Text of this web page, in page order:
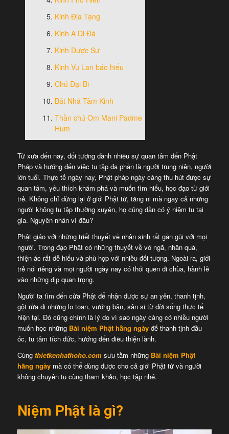
Kinh Địa Tạng
Kinh A Di Đà
Kinh Dược Sư
Kinh Vu Lan báo hiếu
Chú Đại Bi
Bát Nhã Tâm Kinh
Thần chú Om Mani Padme
Hum
Từ xưa đến nay, đối tượng dành nhiều sự quan tâm đến Phật
Pháp và hướng đến việc tu tập đa phần là người trung niên, người
lớn tuổi. Thực tế ngày nay, Phật pháp ngày càng thu hút được sự
quan tâm, yêu thích khám phá và muốn tìm hiểu, học đạo từ giới
trẻ. Không chỉ dừng lại ở giới Phật tử, tăng ni mà ngay cả những
người không tu tập thường xuyên, họ cũng dần có ý niệm tu tại
gia. Nguyên nhân vì đâu?
Phật giáo với những triết thuyết về nhân sinh rất gần gũi với mọi
người. Trong đạo Phật có những thuyết về vô ngã, nhân quả,
thiện ác rất dễ hiểu và phù hợp với nhiều đối tượng. Ngoài ra, giới
trẻ nói riêng và mọi người ngày nay có thói quen đi chùa, hành lễ
vào những dịp quan trọng.
Người ta tìm đến cửa Phật để nhận được sự an yên, thanh tịnh,
gột rửa đi những lo toan, vướng bận, sân si từ đời sống thực tế
hiện tại. Đó cũng chính là lý do vì sao ngày càng có nhiều người
muốn học những Bài niệm Phật hằng ngày để thanh tịnh đầu
óc, tu tâm tích đức, hướng đến điều thiện lành.
Cùng thietkenhathoho.comsưu tầm những Bài niệm Phật
hằng ngày mà có thể dùng được cho cả giới Phật tử và người
không chuyên tu cùng tham khảo, học tập nhé.
Niệm Phật là gì?